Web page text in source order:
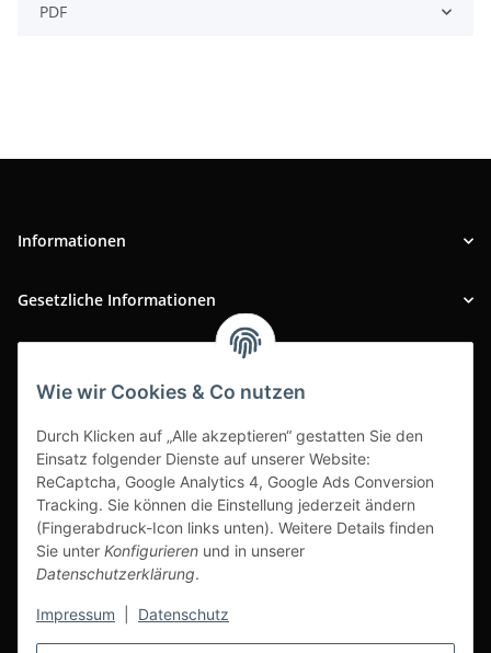
Wie wir Cookies & Co nutzen
Durch Klicken auf „Alle akzeptieren“ gestatten Sie den
Einsatz folgender Dienste auf unserer Website:
ReCaptcha, Google Analytics 4, Google Ads Conversion
Tracking. Sie können die Einstellung jederzeit ändern
(Fingerabdruck-Icon links unten). Weitere Details finden
Sie unter Konfigurieren und in unserer
Datenschutzerklärung.
Impressum Datenschutz
PDF
Informationen
Gesetzliche Informationen